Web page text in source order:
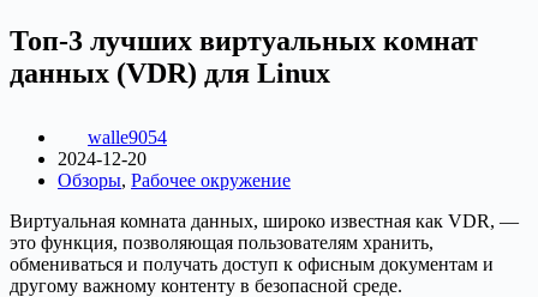
Топ-3 лучших виртуальных комнат
данных (VDR) для Linux
walle9054
2024-12-20
Обзоры, Рабочее окружение
Виртуальная комната данных, широко известная как VDR, —
это функция, позволяющая пользователям хранить,
обмениваться и получать доступ к офисным документам и
другому важному контенту в безопасной среде.